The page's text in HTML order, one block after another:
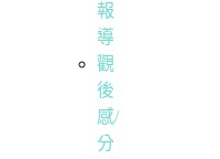
報
導
觀
後
感/
分